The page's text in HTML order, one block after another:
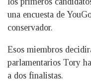
una encuesta de
conservador.
Esos miembros
parlamentarios Tory
a dos finalistas.